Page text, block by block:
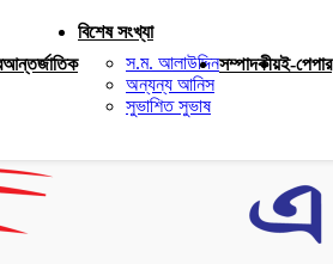
আন্তর্জাতিক
বিশেষ সংখ্যা
স.ম. আলাউদ্দিন
অন্যন্য আনিস
সুভাশিত সুভাষ
সম্পাদকীয়ই-পেপার